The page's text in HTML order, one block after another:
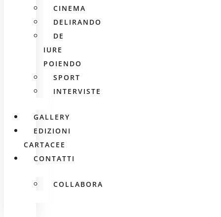
CINEMA
DELIRANDO
DE
IURE
POIENDO
SPORT
INTERVISTE
GALLERY
EDIZIONI
CARTACEE
CONTATTI
COLLABORA